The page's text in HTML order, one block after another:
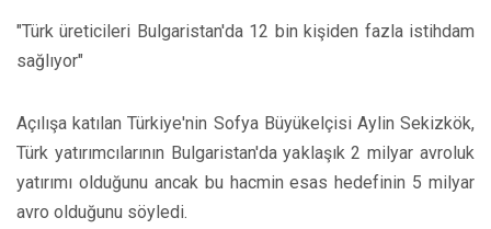
"Türk üreticileri Bulgaristan'da 12 bin kişiden fazla istihdam
sağlıyor"
Açılışa katılan Türkiye'nin Sofya Büyükelçisi Aylin Sekizkök,
Türk yatırımcılarının Bulgaristan'da yaklaşık 2 milyar avroluk
yatırımı olduğunu ancak bu hacmin esas hedefinin 5 milyar
avro olduğunu söyledi.